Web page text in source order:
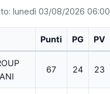
lunedì 03/08/2026 06:00
Punti PG PV
67 24 23